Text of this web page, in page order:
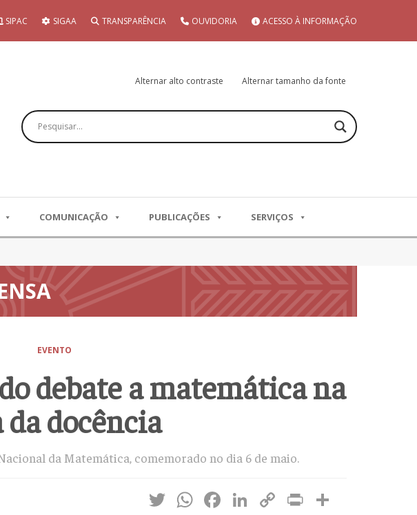
SIPAC SIGAA TRANSPARÊNCIA OUVIDORIA ACESSO À INFORMAÇÃO
Alternar alto contraste Alternar tamanho da fonte
Pesquisar
COMUNICAÇÃO PUBLICAÇÕES SERVIÇOS
EVENTO
debate a matemática na
da docência
da Matemática, comemorado no dia 6 de maio.
Twitter
WhatsApp
Facebook
LinkedIn
CopyPrint